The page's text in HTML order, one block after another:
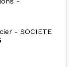
- SOCIETE